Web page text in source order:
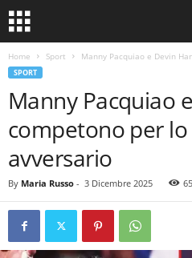
Home Sport Manny Pacquiao e Devin
SPORT
Manny Pacquiao
competono per lo
avversario
By Maria Russo - 3 Dicembre 2025 65